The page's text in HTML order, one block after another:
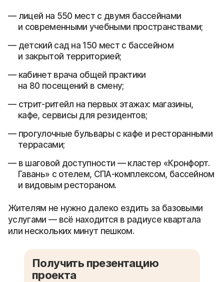
лицей на 550 мест с двумя бассейнами
и современными учебными пространствами;
детский сад на 150 мест с бассейном
и закрытой территорией;
кабинет врача общей практики
на 80 посещений в смену;
стрит-ритейл на первых этажах: магазины,
кафе, сервисы для резидентов;
прогулочные бульвары с кафе и ресторанными
террасами;
в шаговой доступности — кластер «Кронфорт.
Гавань» с отелем, СПА-комплексом, бассейном
и видовым рестораном.
Жителям не нужно далеко ездить за базовыми
услугами — всё находится в радиусе квартала
или нескольких минут пешком.
Получить презентацию
проекта